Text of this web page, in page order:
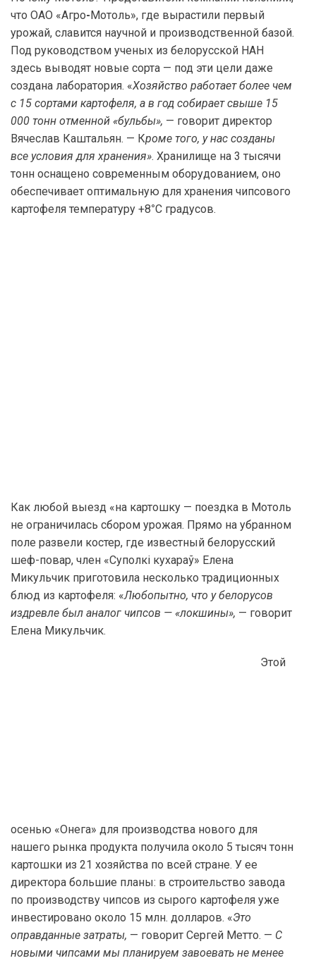
что ОАО «Агро-Мотоль», где вырастили первый
урожай, славится научной и производственной базой.
Под руководством ученых из белорусской НАН
здесь выводят новые сорта — под эти цели даже
создана лаборатория. «Хозяйство работает более чем
с 15 сортами картофеля, а в год собирает свыше 15
000 тонн отменной «бульбы», — говорит директор
Вячеслав Каштальян. — Кроме того, у нас созданы
все условия для хранения». Хранилище на 3 тысячи
тонн оснащено современным оборудованием, оно
обеспечивает оптимальную для хранения чипсового
картофеля температуру +8°С градусов.
Как любой выезд «на картошку — поездка в Мотоль
не ограничилась сбором урожая. Прямо на убранном
поле развели костер, где известный белорусский
шеф-повар, член «Суполкi кухараў» Елена
Микульчик приготовила несколько традиционных
блюд из картофеля: «Любопытно, что у белорусов
издревле был аналог чипсов — «локшины», — говорит
Елена Микульчик.
Этой
осенью «Онега» для производства нового для
нашего рынка продукта получила около 5 тысяч тонн
картошки из 21 хозяйства по всей стране. У ее
директора большие планы: в строительство завода
по производству чипсов из сырого картофеля уже
инвестировано около 15 млн. долларов. «Это
оправданные затраты, — говорит Сергей Метто. — С
новыми чипсами мы планируем завоевать не менее